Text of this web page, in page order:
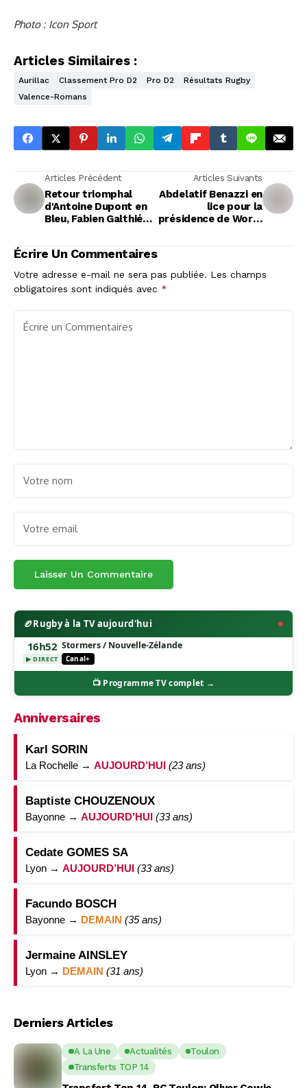
Photo : Icon Sport
Articles Similaires :
Aurillac Classement Pro D2 Pro D2
Résultats Rugby
Valence-Romans
Articles Précédent
Retour triomphal
d'Antoine Dupont en
Bleu, Fabien Galthié
Articles Suivants
Abdelatif Benazzi en
lice pour la
présidence de World
Écrire Un Commentaires
Votre adresse e-mail ne sera pas publiée. Les champs
obligatoires sont indiqués avec *
🏉Rugby à la TV aujourd'hui
16h52
▶ DIRECT
Stormers / Nouvelle-Zélande
Canal+
📺 Programme TV complet →
Anniversaires
Karl SORIN
La Rochelle → AUJOURD’HUI (23 ans)
Baptiste CHOUZENOUX
Bayonne → AUJOURD’HUI (33 ans)
Cedate GOMES SA
Lyon → AUJOURD’HUI (33 ans)
Facundo BOSCH
Bayonne → DEMAIN (35 ans)
Jermaine AINSLEY
Lyon → DEMAIN (31 ans)
Derniers Articles
A La Une Actualités
Toulon
Transferts TOP 14